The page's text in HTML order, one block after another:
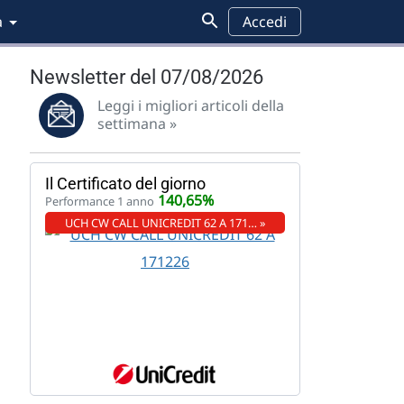
Accedi
Newsletter del 07/08/2026
Leggi i migliori articoli della
settimana »
Il Certificato del giorno
Performance 1 anno 140,65%
UCH CW CALL UNICREDIT 62 A 171… »